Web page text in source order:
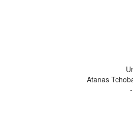
Atanas